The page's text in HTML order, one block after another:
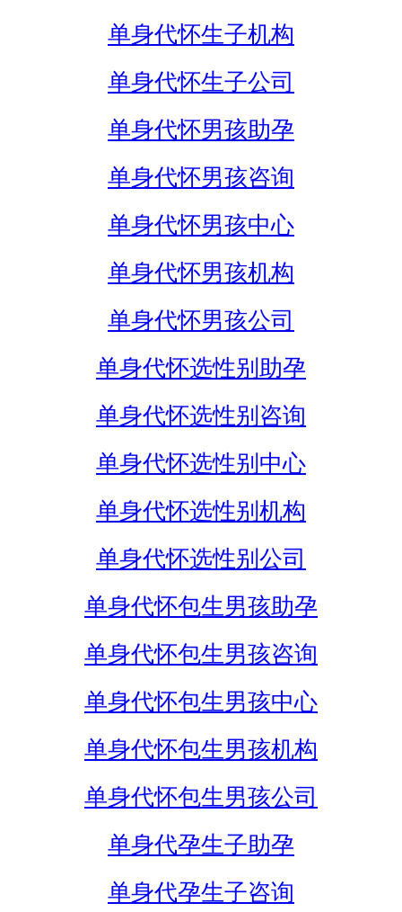
单身代怀生子机构
单身代怀生子公司
单身代怀男孩助孕
单身代怀男孩咨询
单身代怀男孩中心
单身代怀男孩机构
单身代怀男孩公司
单身代怀选性别助孕
单身代怀选性别咨询
单身代怀选性别中心
单身代怀选性别机构
单身代怀选性别公司
单身代怀包生男孩助孕
单身代怀包生男孩咨询
单身代怀包生男孩中心
单身代怀包生男孩机构
单身代怀包生男孩公司
单身代孕生子助孕
单身代孕生子咨询